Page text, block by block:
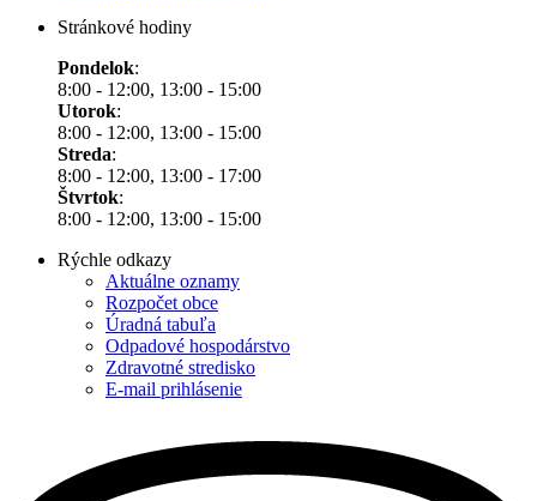
Stránkové hodiny
Pondelok:
8:00 - 12:00, 13:00 - 15:00
Utorok:
8:00 - 12:00, 13:00 - 15:00
Streda:
8:00 - 12:00, 13:00 - 17:00
Štvrtok:
8:00 - 12:00, 13:00 - 15:00
Rýchle odkazy
Aktuálne oznamy
Rozpočet obce
Úradná tabuľa
Odpadové hospodárstvo
Zdravotné stredisko
E-mail prihlásenie